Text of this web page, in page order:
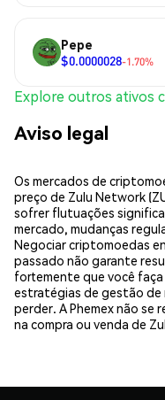
Pepe
$0.0000028-1.70%
Explore outros ativos
Aviso legal
Os mercados de
preço de Zulu Network
sofrer flutuações
mercado, mudanças
Negociar criptomoedas
passado não garante
fortemente que você
estratégias de gestão de
perder. A Phemex não se
na compra ou venda de